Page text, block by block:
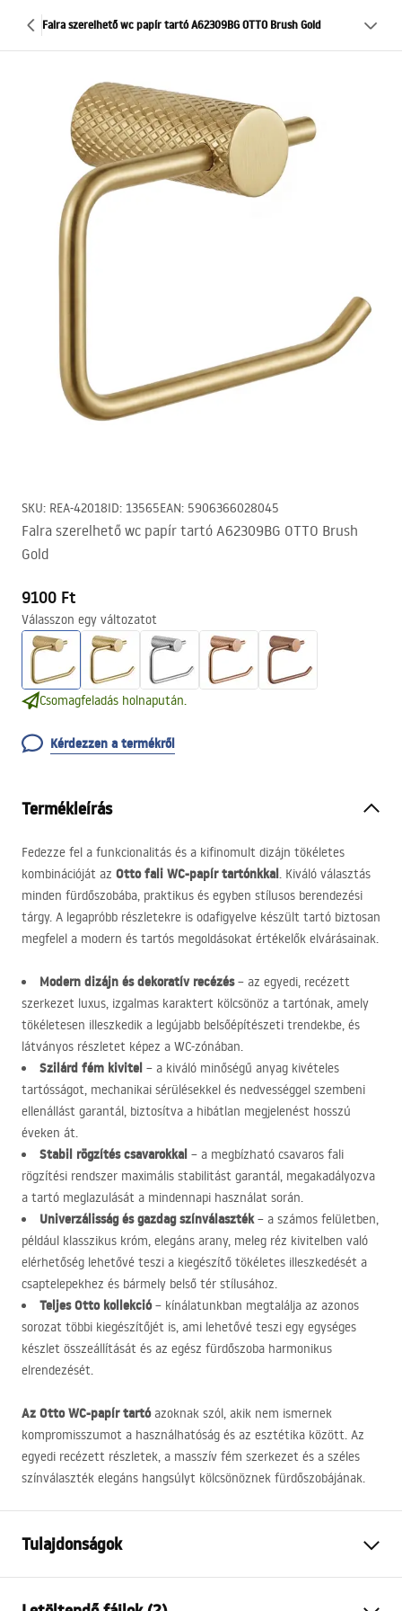
Falra szerelhető wc papír tartó A62309BG OTTO Brush Gold
SKU: REA-42018ID: 13565EAN: 5906366028045
Falra szerelhető wc papír tartó A62309BG OTTO Brush
Gold
9100 Ft
Válasszon egy változatot
Csomagfeladás holnapután.
Kérdezzen a termékről
Termékleírás
Fedezze fel a funkcionalitás és a kifinomult dizájn tökéletes
kombinációját az Otto fali WC-papír tartónkkal. Kiváló választás
minden fürdőszobába, praktikus és egyben stílusos berendezési
tárgy. A legapróbb részletekre is odafigyelve készült tartó biztosan
megfelel a modern és tartós megoldásokat értékelők elvárásainak.
Modern dizájn és dekoratív recézés– az egyedi, recézett
szerkezet luxus, izgalmas karaktert kölcsönöz a tartónak, amely
tökéletesen illeszkedik a legújabb belsőépítészeti trendekbe, és
látványos részletet képez a WC-zónában.
Szilárd fém kivitel – a kiváló minőségű anyag kivételes
tartósságot, mechanikai sérülésekkel és nedvességgel szembeni
ellenállást garantál, biztosítva a hibátlan megjelenést hosszú
éveken át.
Stabil rögzítés csavarokkal – a megbízható csavaros fali
rögzítési rendszer maximális stabilitást garantál, megakadályozva
a tartó meglazulását a mindennapi használat során.
Univerzálisság és gazdag színválaszték– a számos felületben,
például klasszikus króm, elegáns arany, meleg réz kivitelben való
elérhetőség lehetővé teszi a kiegészítő tökéletes illeszkedését a
csaptelepekhez és bármely belső tér stílusához.
Teljes Otto kollekció– kínálatunkban megtalálja az azonos
sorozat többi kiegészítőjét is, ami lehetővé teszi egy egységes
készlet összeállítását és az egész fürdőszoba harmonikus
elrendezését.
Az Otto WC-papír tartóazoknak szól, akik nem ismernek
kompromisszumot a használhatóság és az esztétika között. Az
egyedi recézett részletek, a masszív fém szerkezet és a széles
színválaszték elegáns hangsúlyt kölcsönöznek fürdőszobájának.
Tulajdonságok